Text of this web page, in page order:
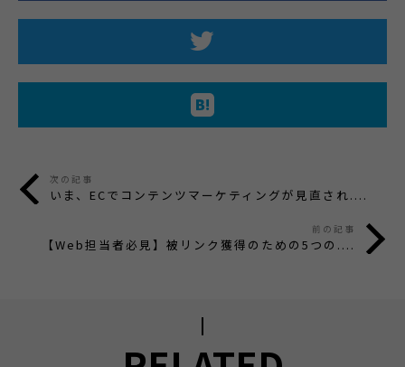
次の記事
いま、ECでコンテンツマーケティングが見直され....
前の記事
【Web担当者必見】被リンク獲得のための5つの....